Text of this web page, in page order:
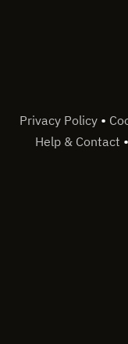
Privacy Policy •
Help & Contact •